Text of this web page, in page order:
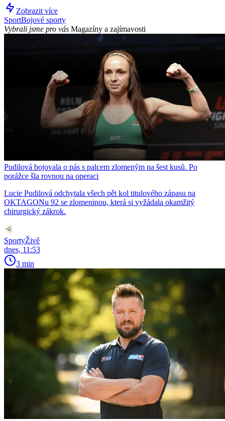
Zobrazit více
SportBojové sporty
Vybrali jsme pro vás Magazíny a zajímavosti
Pudilová bojovala o pás s palcem zlomeným na šest kusů. Po
porážce šla rovnou na operaci
Lucie Pudilová odchytala všech pět kol titulového zápasu na
OKTAGONu 92 se zlomeninou, která si vyžádala okamžitý
chirurgický zákrok.
SportyŽivě
dnes, 11:53
3 min